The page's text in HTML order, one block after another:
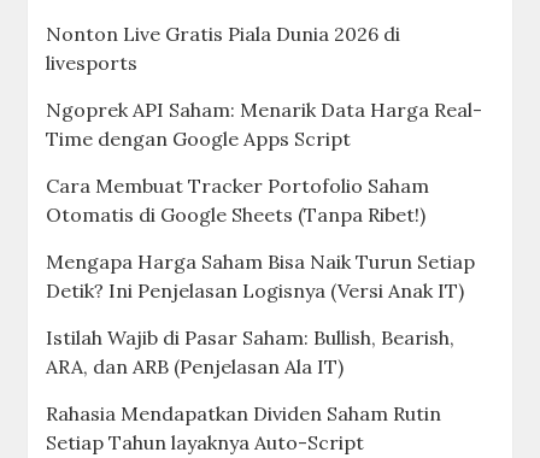
Nonton Live Gratis Piala Dunia 2026 di
livesports
Ngoprek API Saham: Menarik Data Harga Real-
Time dengan Google Apps Script
Cara Membuat Tracker Portofolio Saham
Otomatis di Google Sheets (Tanpa Ribet!)
Mengapa Harga Saham Bisa Naik Turun Setiap
Detik? Ini Penjelasan Logisnya (Versi Anak IT)
Istilah Wajib di Pasar Saham: Bullish, Bearish,
ARA, dan ARB (Penjelasan Ala IT)
Rahasia Mendapatkan Dividen Saham Rutin
Setiap Tahun layaknya Auto-Script